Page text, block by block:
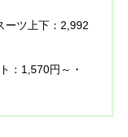
ーツ上下：2,992
：1,570円～・